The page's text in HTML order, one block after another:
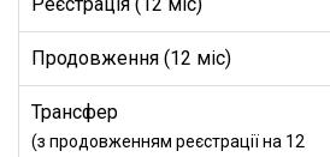
Продовження (12 міс)
Трансфер
(з продовженням реєстрації на 12